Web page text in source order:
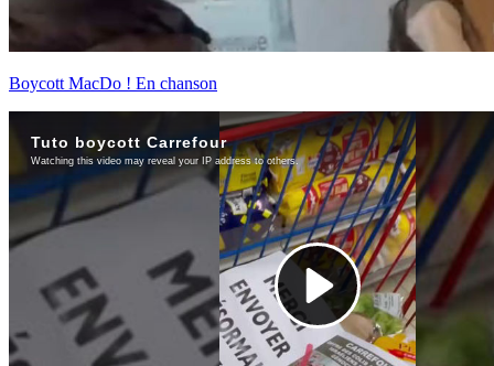
Boycott MacDo ! En chanson